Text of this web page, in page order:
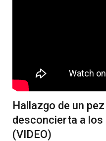
Hallazgo de un
desconcierta a
(VIDEO)